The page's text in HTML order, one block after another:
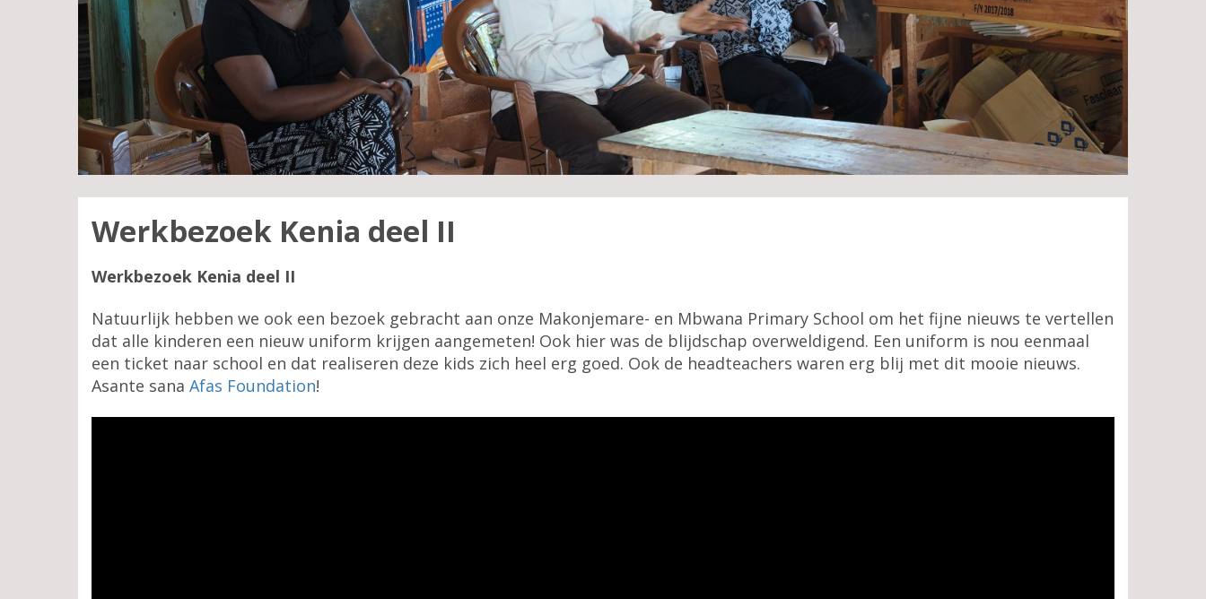
Werkbezoek Kenia deel II
Werkbezoek Kenia deel II
Natuurlijk hebben we ook een bezoek gebracht aan onze Makonjemare- en Mbwana Primary School om het fijne nieuws te vertellen
dat alle kinderen een nieuw uniform krijgen aangemeten! Ook hier was de blijdschap overweldigend. Een uniform is nou eenmaal
een ticket naar school en dat realiseren deze kids zich heel erg goed. Ook de headteachers waren erg blij met dit mooie nieuws.
Asante sana Afas Foundation!